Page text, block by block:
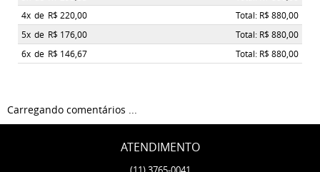
4x de R$ 220,00
Total: R$ 880,00
5x de R$ 176,00
Total: R$ 880,00
6x de R$ 146,67 Total: R$ 880,00
Carregando comentários ...
ATENDIMENTO